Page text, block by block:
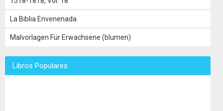
La Biblia Envenenada
Malvorlagen Für Erwachsene (blumen)
Libros Populares